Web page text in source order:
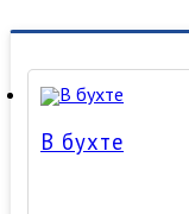
В бухте